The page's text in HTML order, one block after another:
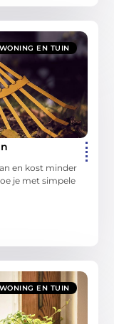
WONING EN TUIN
en kost minder
je met simpele
WONING EN TUIN